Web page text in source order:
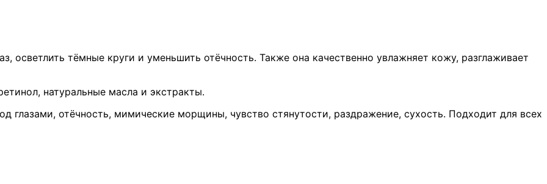
осветлить тёмные круги и уменьшить отёчность. Также она качественно увлажняет кожу, разглаживает
натуральные масла и экстракты.
глазами, отёчность, мимические морщины, чувство стянутости, раздражение, сухость. Подходит для всех